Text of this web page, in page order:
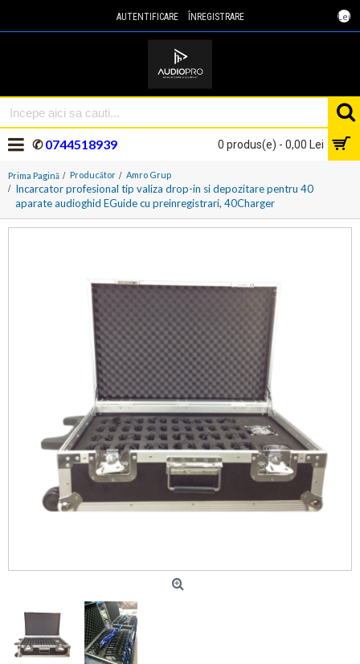
Lei
AUTENTIFICARE ÎNREGISTRARE
0 produs(e) - 0,00 Lei
✆0744518939
Prima Pagină Producător Amro Grup
Incarcator profesional tip valiza drop-in si depozitare pentru 40
aparate audioghid EGuide cu preinregistrari, 40Charger